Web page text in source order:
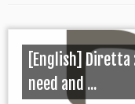
[English]
need and ...